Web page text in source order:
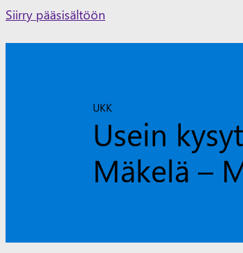
Skip
Siirry pääsisältöön
UKK
Usein
Mäkelä –